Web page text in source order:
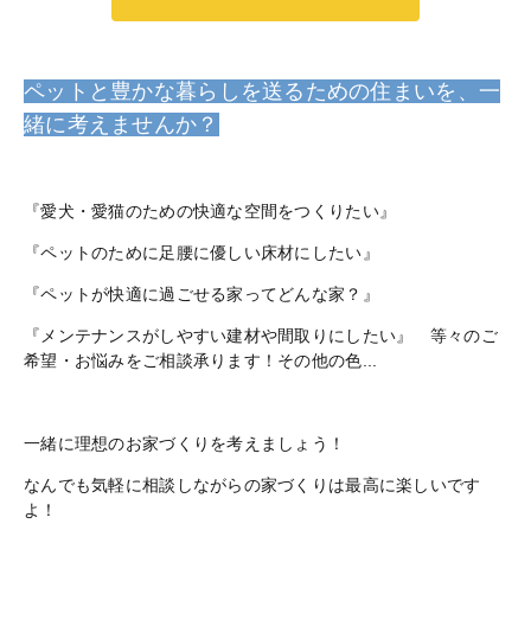
ペットと豊かな暮らしを送るための住まいを、一
緒に考えませんか？
『愛犬・愛猫のための快適な空間をつくりたい』
『ペットのために足腰に優しい床材にしたい』
『ペットが快適に過ごせる家ってどんな家？』
『メンテナンスがしやすい建材や間取りにしたい』 等々のご
希望・お悩みをご相談承ります！その他の色...
一緒に理想のお家づくりを考えましょう！
なんでも気軽に相談しながらの家づくりは最高に楽しいです
よ！